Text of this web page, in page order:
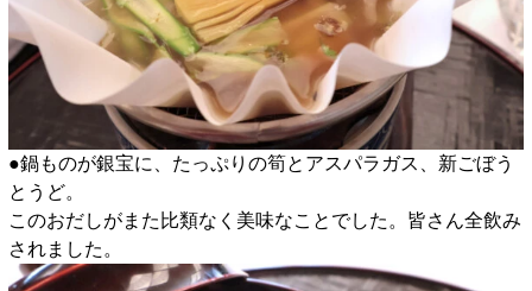
●鍋ものが銀宝に、たっぷりの筍とアスパラガス、新ごぼう
とうど。
このおだしがまた比類なく美味なことでした。皆さん全飲み
されました。